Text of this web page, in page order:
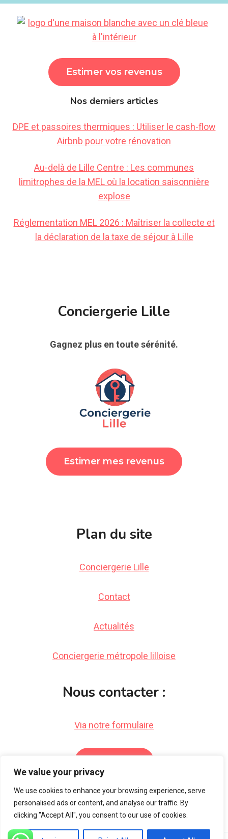
We value your privacy
We use cookies to enhance your browsing experience, serve
personalised ads or content, and analyse our traffic. By
clicking "Accept All", you consent to our use of cookies.
Estimer vos revenus
Nos derniers articles
DPE et passoires thermiques : Utiliser le cash-flow
Airbnb pour votre rénovation
Au-delà de Lille Centre : Les communes
limitrophes de la MEL où la location saisonnière
explose
Réglementation MEL 2026 : Maîtriser la collecte et
la déclaration de la taxe de séjour à Lille
Conciergerie Lille
Gagnez plus en toute sérénité.
Estimer mes revenus
Plan du site
Conciergerie Lille
Contact
Actualités
Conciergerie métropole lilloise
Nous contacter :
Via notre formulaire